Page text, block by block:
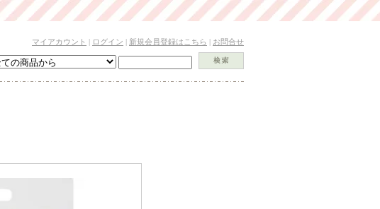
マイアカウント | ログイン | 新規会員登録はこちら | お問合せ